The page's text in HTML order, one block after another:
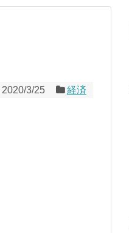
2020/3/25 経済